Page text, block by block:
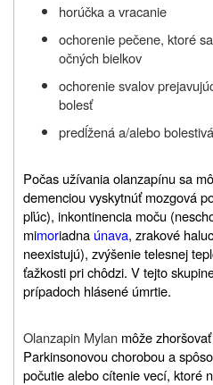
horúčka a vracanie
ochorenie pečene, ktoré
očných bielkov
ochorenie svalov
bolesť
predĺžená a/alebo
Počas užívania olanzapínu sa
demenciou vyskytnúť mozgová
pľúc), inkontinencia moču
mimoriadna únava, zrakové
neexistujú), zvýšenie telesnej
ťažkosti pri chôdzi. V tejto
prípadoch hlásené úmrtie.
Olanzapin Mylan môže
Parkinsonovou chorobou a
počutie alebo cítenie vecí, ktoré